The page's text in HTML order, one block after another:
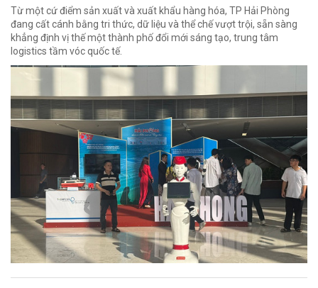
Từ một cứ điểm sản xuất và xuất khẩu hàng hóa, TP Hải Phòng
đang cất cánh bằng tri thức, dữ liệu và thể chế vượt trội, sẵn sàng
khẳng định vị thế một thành phố đổi mới sáng tạo, trung tâm
logistics tầm vóc quốc tế.